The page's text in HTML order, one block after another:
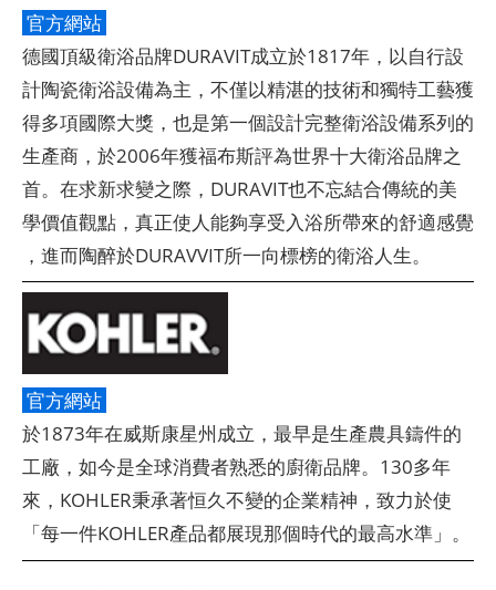
官方網站
德國頂級衛浴品牌DURAVIT成立於1817年，以自行設
計陶瓷衛浴設備為主，不僅以精湛的技術和獨特工藝獲
得多項國際大獎，也是第一個設計完整衛浴設備系列的
生產商，於2006年獲福布斯評為世界十大衛浴品牌之
首。在求新求變之際，DURAVIT也不忘結合傳統的美
學價值觀點，真正使人能夠享受入浴所帶來的舒適感覺
，進而陶醉於DURAVVIT所一向標榜的衛浴人生。
官方網站
於1873年在威斯康星州成立，最早是生產農具鑄件的
工廠，如今是全球消費者熟悉的廚衛品牌。130多年
來，KOHLER秉承著恒久不變的企業精神，致力於使
「每一件KOHLER產品都展現那個時代的最高水準」。